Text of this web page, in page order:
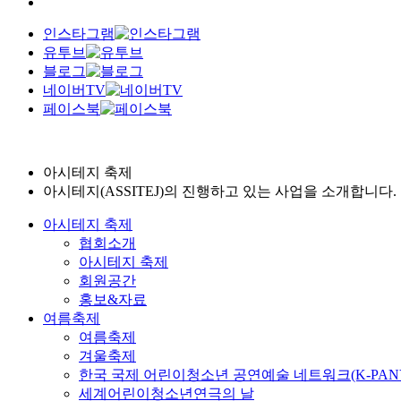
인스타그램
유투브
블로그
네이버TV
페이스북
아시테지 축제
아시테지(ASSITEJ)의 진행하고 있는 사업을 소개합니다.
아시테지 축제
협회소개
아시테지 축제
회원공간
홍보&자료
여름축제
여름축제
겨울축제
한국 국제 어린이청소년 공연예술 네트워크(K-
세계어린이청소년연극의 날